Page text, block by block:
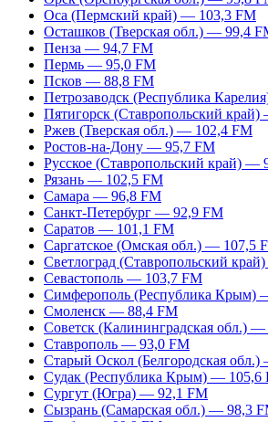
Оса (Пермский край) — 103,3 FM
Осташков (Тверская обл.) — 99,4
Пенза — 94,7 FM
Пермь — 95,0 FM
Псков — 88,8 FM
Петрозаводск (Республика
Пятигорск (Ставропольский
Ржев (Тверская обл.) — 102,4 FM
Ростов-на-Дону — 95,7 FM
Русское (Ставропольский край) —
Рязань — 102,5 FM
Самара — 96,8 FM
Санкт-Петербург — 92,9 FM
Саратов — 101,1 FM
Саргатское (Омская обл.) — 107,5
Светлоград (Ставропольский
Севастополь — 103,7 FM
Симферополь (Республика Крым)
Смоленск — 88,4 FM
Советск (Калининградская обл.)
Ставрополь — 93,0 FM
Старый Оскол (Белгородская
Судак (Республика Крым) — 105,6
Сургут (Югра) — 92,1 FM
Сызрань (Самарская обл.) — 98,3